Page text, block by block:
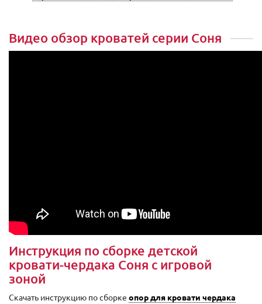
Видео обзор кроватей серии Соня
Инструкция по сборке детской
кровати-чердака Соня с игровой
зоной
Скачать инструкцию по сборке опор для кровати чердака